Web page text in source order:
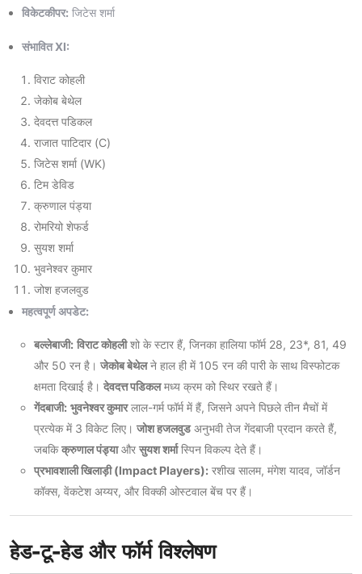
विकेटकीपर: जिटेस शर्मा
संभावित XI:
विराट कोहली
जेकोब बेथेल
देवदत्त पडिकल
राजात पाटिदार (C)
जिटेस शर्मा (WK)
टिम डेविड
क्रुणाल पंड्या
रोमरियो शेफर्ड
सुयश शर्मा
भुवनेश्वर कुमार
जोश हजलवुड
महत्वपूर्ण अपडेट:
बल्लेबाजी: विराट कोहलीशो के स्टार हैं, जिनका हालिया फॉर्म 28, 23*, 81, 49
और 50 रन है। जेकोब बेथेलने हाल ही में 105 रन की पारी के साथ विस्फोटक
क्षमता दिखाई है। देवदत्त पडिकलमध्य क्रम को स्थिर रखते हैं।
गेंदबाजी: भुवनेश्वर कुमारलाल-गर्म फॉर्म में हैं, जिसने अपने पिछले तीन मैचों में
प्रत्येक में 3 विकेट लिए। जोश हजलवुडअनुभवी तेज गेंदबाजी प्रदान करते हैं,
जबकिक्रुणाल पंड्याऔर सुयश शर्मास्पिन विकल्प देते हैं।
प्रभावशाली खिलाड़ी (Impact Players): रशीख सालम, मंगेश यादव, जॉर्डन
कॉक्स, वेंकटेश अय्यर, और विक्की ओस्टवाल बेंच पर हैं।
हेड-टू-हेड और फॉर्म विश्लेषण